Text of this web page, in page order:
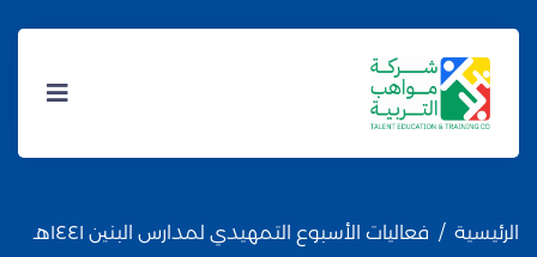
الرئيسية فعاليات الأسبوع التمهيدي لمدارس البنين ١٤٤١هـ